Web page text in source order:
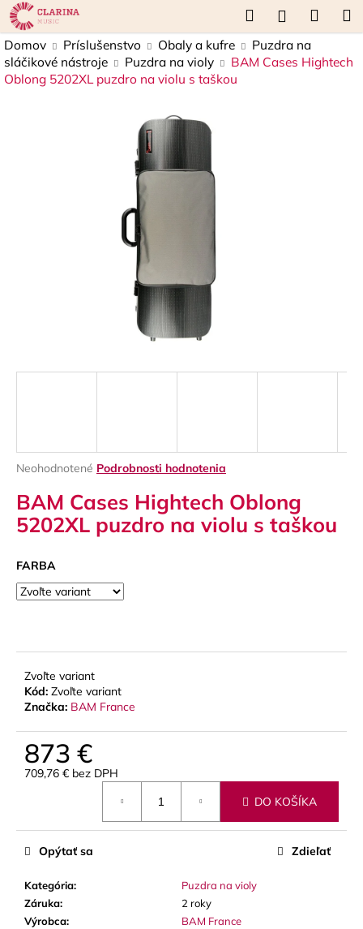
Prejsť
na
obsah
Hľadať
Domov Príslušenstvo Obaly a kufre
Puzdra na
sláčikové nástroje
Puzdra na violy
BAM Cases Hightech
Oblong 5202XL puzdro na violu s taškou
Priemerné
produktu
je
0,0
5
Neohodnotené Podrobnosti hodnotenia
BAM Cases Hightech Oblong
5202XL puzdro na violu s taškou
FARBA
Zvoľte variant
Kód: Zvoľte variant
Značka: BAM France
873 €
709,76 € bez DPH
DO KOŠÍKA
Kategória:
Puzdra na violy
Záruka:
2 roky
Výrobca: BAM France
Opýtať sa Zdieľať
K
o
š
Späť
Späť
Č
ť
?
p
o
ú
č
m
VANDOREN
V21
PLÁTKY
ALT
SAXOFÓN
3,80